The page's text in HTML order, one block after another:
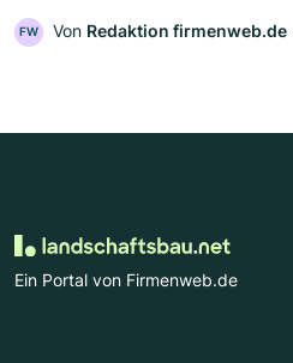
FW Von Redaktion firmenweb.de
Ein Portal von Firmenweb.de